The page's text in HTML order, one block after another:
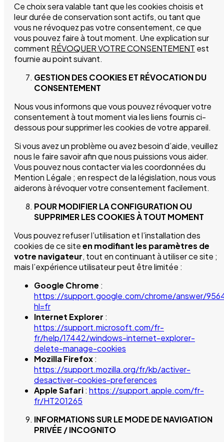
Cocktails
Blog
Contact
Ce choix sera valable tant que les cookies choisis et
leur durée de conservation sont actifs, ou tant que
vous ne révoquez pas votre consentement, ce que
vous pouvez faire à tout moment. Une explication sur
comment RÉVOQUER VOTRE CONSENTEMENT est
fournie au point suivant.
GESTION DES COOKIES ET RÉVOCATION DU
CONSENTEMENT
Nous vous informons que vous pouvez révoquer votre
consentement à tout moment via les liens fournis ci-
dessous pour supprimer les cookies de votre appareil.
Si vous avez un problème ou avez besoin d’aide, veuillez
nous le faire savoir afin que nous puissions vous aider.
Vous pouvez nous contacter via les coordonnées du
Mention Légale ; en respect de la législation, nous vous
aiderons à révoquer votre consentement facilement.
POUR MODIFIER LA CONFIGURATION OU
SUPPRIMER LES COOKIES À TOUT MOMENT
Vous pouvez refuser l’utilisation et l’installation des
cookies de ce siteen modifiant les paramètres de
votre navigateur, tout en continuant à utiliser ce site ;
mais l’expérience utilisateur peut être limitée :
Google Chrome :
https://support.google.com/chrome/answer/
hl=fr
Internet Explorer :
https://support.microsoft.com/fr-
fr/help/17442/windows-internet-explorer-
delete-manage-cookies
Mozilla Firefox:
https://support.mozilla.org/fr/kb/activer-
desactiver-cookies-preferences
Apple Safari: https://support.apple.com/fr-
fr/HT201265
INFORMATIONS SUR LE MODE DE NAVIGATION
PRIVÉE / INCOGNITO